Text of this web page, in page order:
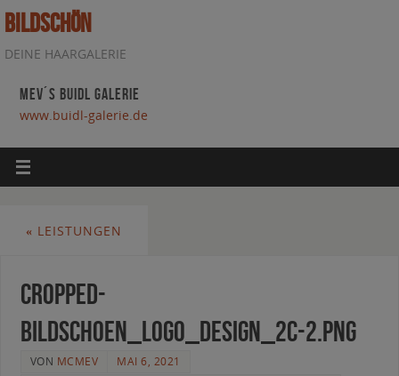
BILDSCHÖN
DEINE HAARGALERIE
MEV´S BUIDL GALERIE
www.buidl-galerie.de
« LEISTUNGEN
cropped-
Bildschoen_Logo_Design_2c-2.png
VON MCMEV
MAI 6, 2021